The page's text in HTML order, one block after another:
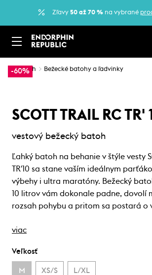
Zľavy 50 až 70 %na vybrané
-60%
… Beh Bežecké batohy a ľadvinky
SCOTT TRAIL RC TR'
vestový bežecký batoh
Ľahký batoh na behanie v štýle vesty
TR'10 sa stane vaším ideálnym
výbehy i ultra maratóny. Bežecký
10 litrov vám dokonale padne, dovolí
rozsah pohybu a pritom sa postará o
viac
Veľkosť
M XS/S L/XL